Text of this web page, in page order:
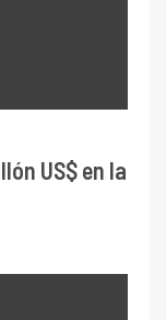
US$ en la